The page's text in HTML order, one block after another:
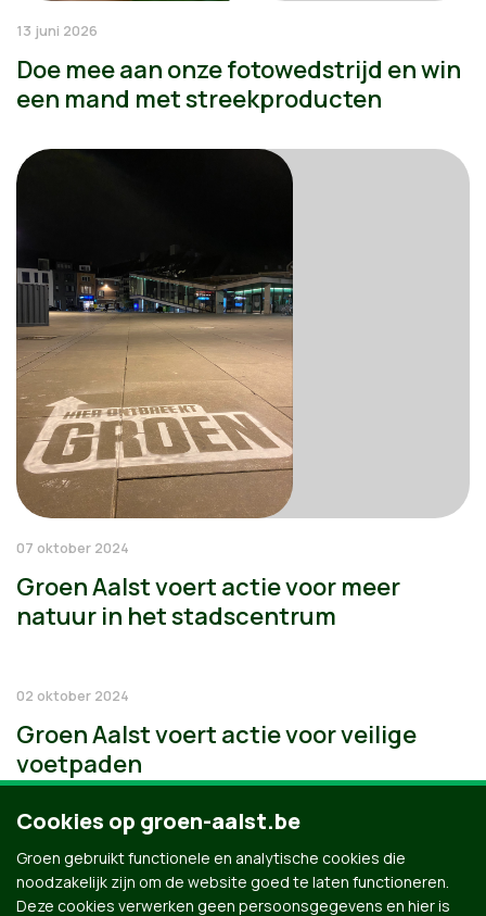
13 juni 2026
Doe mee aan onze fotowedstrijd en win
een mand met streekproducten
07 oktober 2024
Groen Aalst voert actie voor meer
natuur in het stadscentrum
02 oktober 2024
Groen Aalst voert actie voor veilige
voetpaden
Cookies op groen-aalst.be
Groen gebruikt functionele en analytische cookies die
noodzakelijk zijn om de website goed te laten functioneren.
Deze cookies verwerken geen persoonsgegevens en hier is